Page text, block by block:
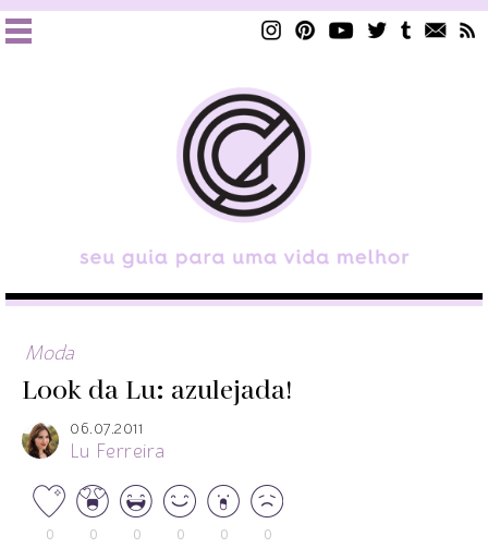
Moda
Look da Lu: azulejada!
06.07.2011
Lu Ferreira
0 0 0 0 0 0